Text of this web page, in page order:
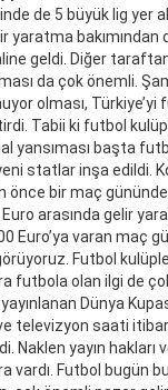
de 5 büyük lig yer
yaratma bakımından
geldi. Diğer
da çok önemli.
olması,
Tabii ki futbol
yansıması başta
statlar inşa edildi.
önce bir maç
arasında gelir
Euro’ya varan maç
Futbol
futbola olan ilgi de
Dünya
televizyon saati
Naklen yayın hakları
vardı. Futbol bugün